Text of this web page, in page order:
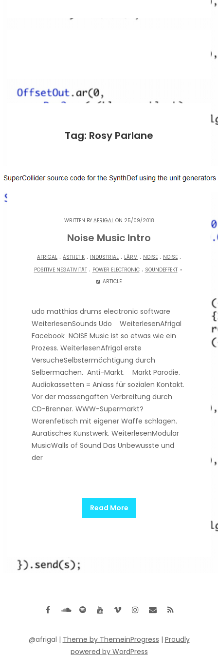
Tag: Rosy Parlane
WRITTEN BY AFRIGALON 25/09/2018
Noise Music Intro
AFRIGAL . ÄSTHETIK . INDUSTRIAL . LÄRM . NOISE . NOISE .
POSITIVE NEGATIVITÄT. POWER ELECTRONIC. SOUNDEFFEKT
ARTICLE
udo matthias drums electronic software
WeiterlesenSounds Udo WeiterlesenAfrigal
Facebook NOISE Music ist so etwas wie ein
Prozess. WeiterlesenAfrigal erste
VersucheSelbstermächtigung durch
Selbermachen. Anti-Markt. Markt Parodie.
Audiokassetten = Anlass für sozialen Kontakt.
Vor der massengaften Verbreitung durch
CD-Brenner. WWW-Supermarkt?
Warenfetisch mit eigener Waffe schlagen.
Auratisches Kunstwerk. WeiterlesenModular
MusicWalls of Sound Das Unbewusste und
der
Read More
@afrigal | Theme by ThemeinProgress | Proudly
powered by WordPress